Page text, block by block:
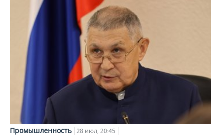
Промышленность 28 июл, 20:45